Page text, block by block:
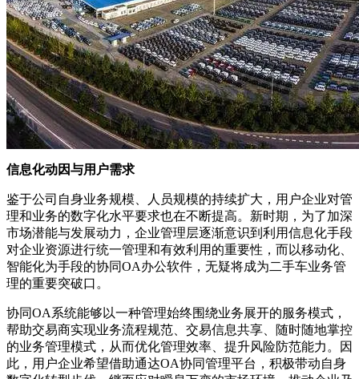
信息化动因与用户需求
鉴于公司自身业务规模、人员规模的持续扩大，用户企业对管
理和业务的数字化水平要求也在不断提高。新时期，为了加深
市场潜能与发展动力，企业管理层逐渐意识到利用信息化手段
对企业资源进行统一管理和有效利用的重要性，而以移动化、
智能化为手段的协同OA办公软件，无疑将成为二手车业务管
理的重要突破口。
协同OA系统能够以一种管理始终围绕业务展开的服务模式，
帮助交易商实现业务流程规范、交易信息共享、随时随地掌控
的业务管理模式，从而优化管理效率、提升风险防范能力。因
此，用户企业希望借助通达OA协同管理平台，积极带动自身